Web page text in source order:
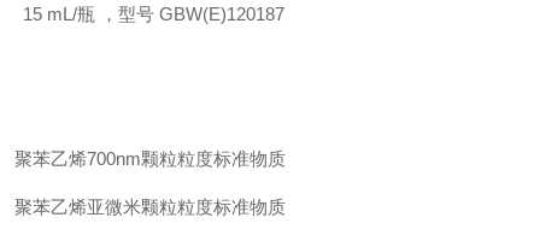
15 mL/瓶 ，型号 GBW(E)120187
聚苯乙烯700nm颗粒粒度标准物质
聚苯乙烯亚微米颗粒粒度标准物质